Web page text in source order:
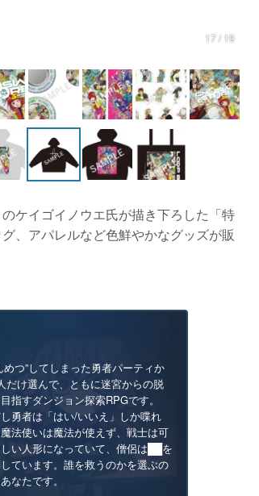
17 / 19
ケイゴイノウエ氏が描き下ろした「特
、アパレルなど色鮮やかなグッズが販
めつ”してしまった勇者パーティか
だけ選んで、ともに迷宮からの脱
指すダンジョン探索RPGです。
勇者は「はい/いいえ」しか喋れ
法使いは魔法が使えず、戦士は可
い人形になっていて、僧侶は██を
ています。誰を救うのかを選ぶの
なたです。